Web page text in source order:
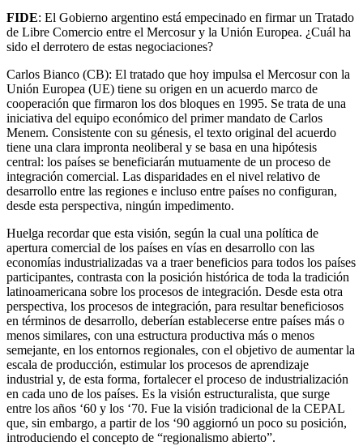
FIDE: El Gobierno argentino está empecinado en firmar un Tratado
de Libre Comercio entre el Mercosur y la Unión Europea. ¿Cuál ha
sido el derrotero de estas negociaciones?
Carlos Bianco (CB): El tratado que hoy impulsa el Mercosur con la
Unión Europea (UE) tiene su origen en un acuerdo marco de
cooperación que firmaron los dos bloques en 1995. Se trata de una
iniciativa del equipo económico del primer mandato de Carlos
Menem. Consistente con su génesis, el texto original del acuerdo
tiene una clara impronta neoliberal y se basa en una hipótesis
central: los países se beneficiarán mutuamente de un proceso de
integración comercial. Las disparidades en el nivel relativo de
desarrollo entre las regiones e incluso entre países no configuran,
desde esta perspectiva, ningún impedimento.
Huelga recordar que esta visión, según la cual una política de
apertura comercial de los países en vías en desarrollo con las
economías industrializadas va a traer beneficios para todos los países
participantes, contrasta con la posición histórica de toda la tradición
latinoamericana sobre los procesos de integración. Desde esta otra
perspectiva, los procesos de integración, para resultar beneficiosos
en términos de desarrollo, deberían establecerse entre países más o
menos similares, con una estructura productiva más o menos
semejante, en los entornos regionales, con el objetivo de aumentar la
escala de producción, estimular los procesos de aprendizaje
industrial y, de esta forma, fortalecer el proceso de industrialización
en cada uno de los países. Es la visión estructuralista, que surge
entre los años ‘60 y los ‘70. Fue la visión tradicional de la CEPAL
que, sin embargo, a partir de los ‘90 aggiornó un poco su posición,
introduciendo el concepto de “regionalismo abierto”.